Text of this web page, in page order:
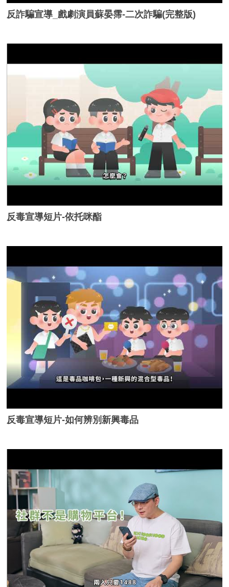
反詐騙宣導_戲劇演員蘇晏霈-二次詐騙(完整版)
反毒宣導短片-依托咪酯
反毒宣導短片-如何辨別新興毒品